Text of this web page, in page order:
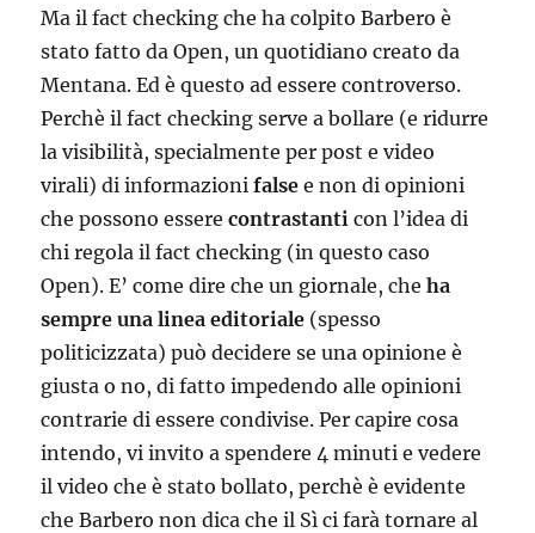
Ma il fact checking che ha colpito Barbero è
stato fatto da Open, un quotidiano creato da
Mentana. Ed è questo ad essere controverso.
Perchè il fact checking serve a bollare (e ridurre
la visibilità, specialmente per post e video
virali) di informazionifalse e non di opinioni
che possono esserecontrastanti con l’idea di
chi regola il fact checking (in questo caso
Open). E’ come dire che un giornale, cheha
sempre una linea editoriale (spesso
politicizzata) può decidere se una opinione è
giusta o no, di fatto impedendo alle opinioni
contrarie di essere condivise. Per capire cosa
intendo, vi invito a spendere 4 minuti e vedere
il video che è stato bollato, perchè è evidente
che Barbero non dica che il Sì ci farà tornare al